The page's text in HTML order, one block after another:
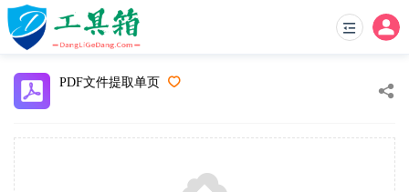
PDF文件提取单页